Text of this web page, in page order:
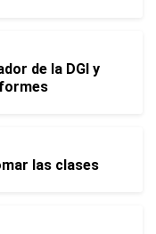
de la DGI y
las clases